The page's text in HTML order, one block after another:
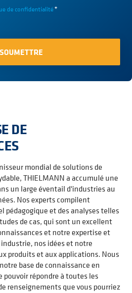
de confidentialité*
DE
mondial de solutions de
THIELMANN a accumulé une
un large éventail d'industries au
Nos experts compilent
pédagogique et des analyses telles
de cas, qui sont un excellent
et notre expertise et
nos idées et notre
produits et aux applications. Nous
base de connaissance en
répondre à toutes les
renseignements que vous pourriez